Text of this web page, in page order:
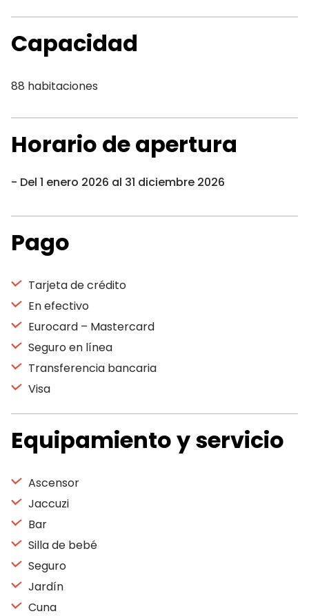
Capacidad
88 habitaciones
Horario de apertura
Del 1 enero 2026 al 31 diciembre 2026
Pago
Tarjeta de crédito
En efectivo
Eurocard – Mastercard
Seguro en línea
Transferencia bancaria
Visa
Equipamiento y servicio
Ascensor
Jaccuzi
Bar
Silla de bebé
Seguro
Jardín
Cuna